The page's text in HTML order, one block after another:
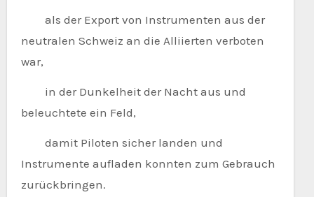
als der Export von Instrumenten aus der
neutralen Schweiz an die Alliierten verboten
war,
in der Dunkelheit der Nacht aus und
beleuchtete ein Feld,
damit Piloten sicher landen und
Instrumente aufladen konnten zum Gebrauch
zurückbringen.